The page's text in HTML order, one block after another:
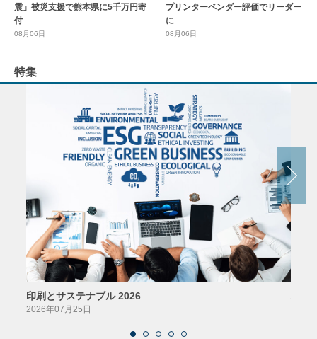
震」被災支援で熊本県に5千万円寄
付
08月06日
プリンターベンダー評価でリーダー
に
08月06日
特集
印刷とサステナブル 2026
2026年07月25日